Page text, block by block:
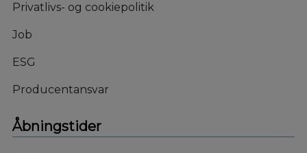
Privatlivs- og cookiepolitik
Job
ESG
Producentansvar
Åbningstider